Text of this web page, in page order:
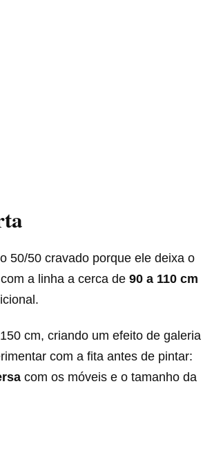
50/50 cravado porque ele deixa o
a linha a cerca de 90 a 110 cm
cm, criando um efeito de galeria
com a fita antes de pintar:
com os móveis e o tamanho da